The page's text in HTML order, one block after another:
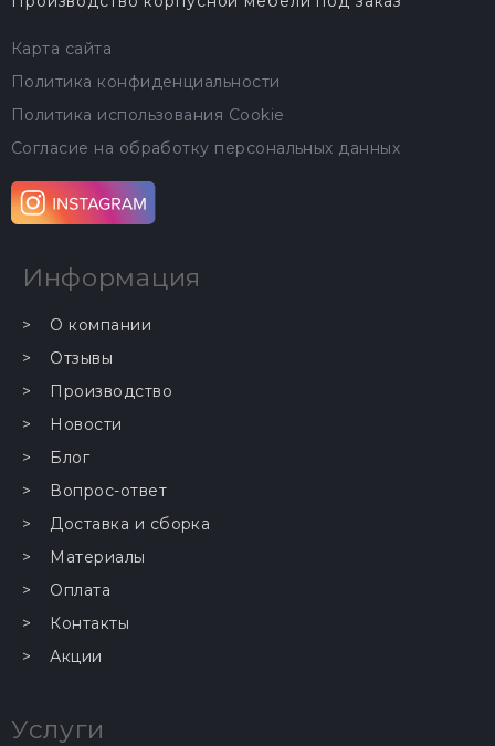
Карта сайта
Политика конфиденциальности
Политика использования Cookie
Согласие на обработку персональных данных
Информация
О компании
Отзывы
Производство
Новости
Блог
Вопрос-ответ
Доставка и сборка
Материалы
Оплата
Контакты
Акции
Услуги